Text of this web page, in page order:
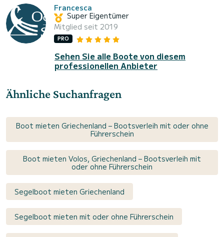
Francesca
Super Eigentümer
Mitglied seit 2019
PRO
Sehen Sie alle Boote von diesem
professionellen Anbieter
Ähnliche Suchanfragen
Boot mieten Griechenland – Bootsverleih mit oder ohne
Führerschein
Boot mieten Volos, Griechenland – Bootsverleih mit
oder ohne Führerschein
Segelboot mieten Griechenland
Segelboot mieten mit oder ohne Führerschein